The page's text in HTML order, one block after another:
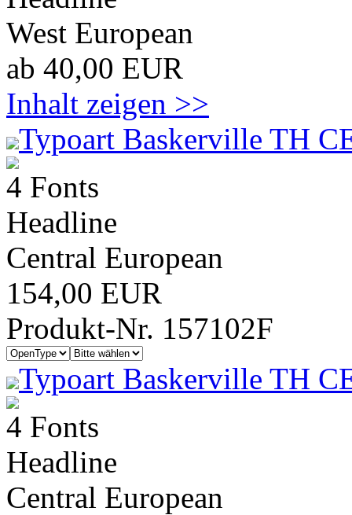
West European
ab 40,00 EUR
Inhalt zeigen >>
Typoart Baskerville TH
4 Fonts
Headline
Central European
154,00 EUR
Produkt-Nr. 157102F
Typoart Baskerville TH
4 Fonts
Headline
Central European